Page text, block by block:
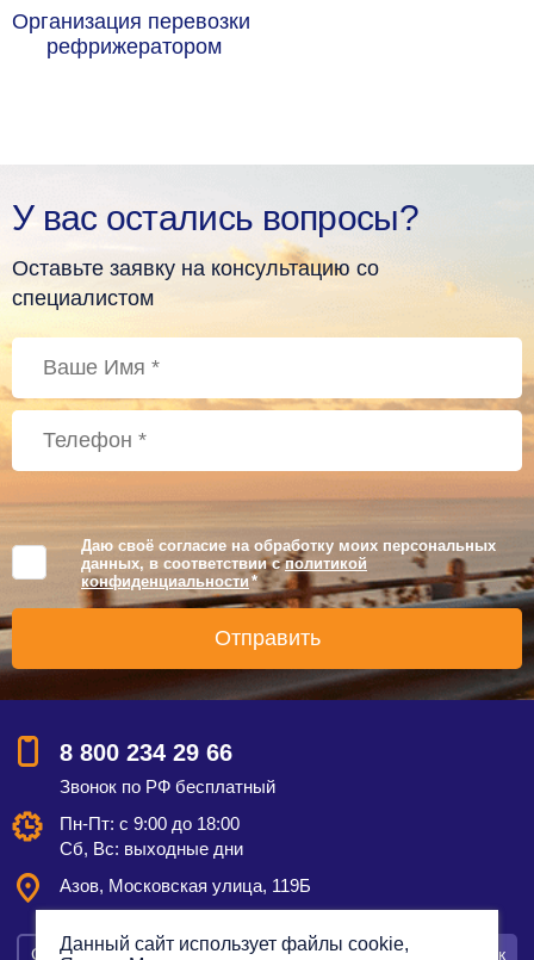
Организация перевозки
рефрижератором
У вас остались вопросы?
Оставьте заявку на консультацию со
специалистом
Даю своё согласие на обработку моих персональных
данных, в соответствии сполитикой
конфиденциальности *
8 800 234 29 66
Звонок по РФ бесплатный
Пн-Пт: с 9:00 до 18:00
Сб, Вс: выходные дни
Азов, Московская улица, 119Б
Смотреть на карте Оставить заявку Заказать звонок
Данный сайт использует файлы cookie,